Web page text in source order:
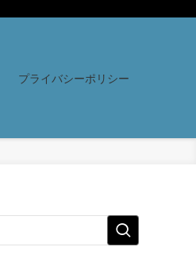
プライバシーポリシー